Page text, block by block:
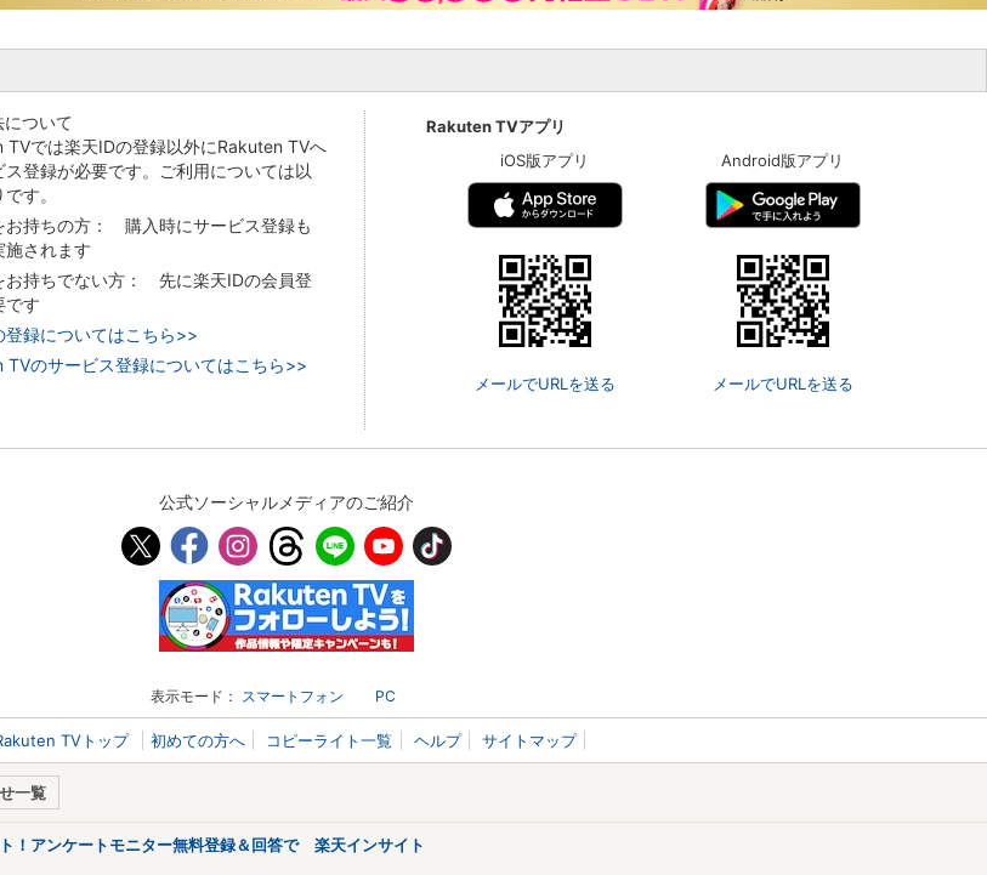
について
TVでは楽天IDの登録以外にRakuten TVへ
ス登録が必要です。ご利用については以
す。
お持ちの方： 購入時にサービス登録も
施されます
お持ちでない方： 先に楽天IDの会員登
です
登録についてはこちら>>
TVのサービス登録についてはこちら>>
Rakuten TVアプリ
iOS版アプリ
メールでURLを送る
Android版アプリ
メールでURLを送る
公式ソーシャルメディアのご紹介
表示モード： スマートフォン PC
TVトップ 初めての方へ コピーライト一覧 ヘルプ サイトマップ
一覧
！アンケートモニター無料登録＆回答で 楽天インサイト